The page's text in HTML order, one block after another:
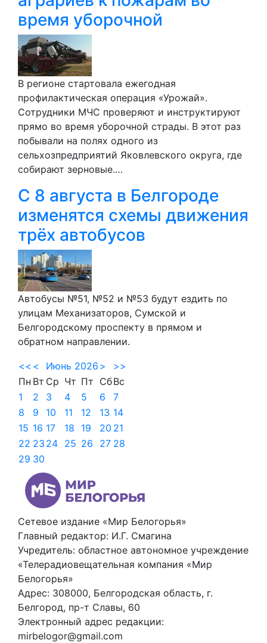
время уборочной
В регионе стартовала ежегодная
профилактическая операция «Урожай».
Сотрудники МЧС проверяют и инструктируют
прямо во время уборочной страды. В этот раз
побывали на полях одного из
сельхозпредприятий Яковлевского округа, где
собирают зерновые.…
С 8 августа в Белгороде
изменятся схемы движения
трёх автобусов
Автобусы №51, №52 и №53 будут ездить по
улицам Механизаторов, Сумской и
Белгородскому проспекту в прямом и
обратном направлении.
<< < Июнь 2026 >
>>
Пн Вт Ср Чт Пт СбВс
1
2 3 4 5 6
7
8
9 10 11 12 13 14
15 16 17 18 19 20 21
22 23 24 25 26 27 28
29 30
Сетевое издание «Мир Белогорья»
Главный редактор: И.Г. Смагина
Учредитель: областное автономное учреждение
«Телерадиовещательная компания «Мир
Белогорья»
Адрес: 308000, Белгородская область, г.
Белгород, пр-т Славы, 60
Электронный адрес редакции:
mirbelogor@gmail.com